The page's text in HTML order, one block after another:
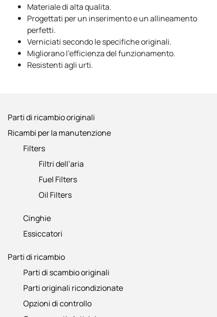
Parti di ricambio originali
Ricambi per la manutenzione
Filters
Filtri dell’aria
Fuel Filters
Oil Filters
Cinghie
Essiccatori
Parti di ricambio
Parti di scambio originali
Parti originali ricondizionate
Opzioni di controllo
Materiale di alta qualita.
Progettati per un inserimento e un allineamento
perfetti.
Verniciati secondo le specifiche originali.
Migliorano l’efficienza del funzionamento.
Resistenti agli urti.